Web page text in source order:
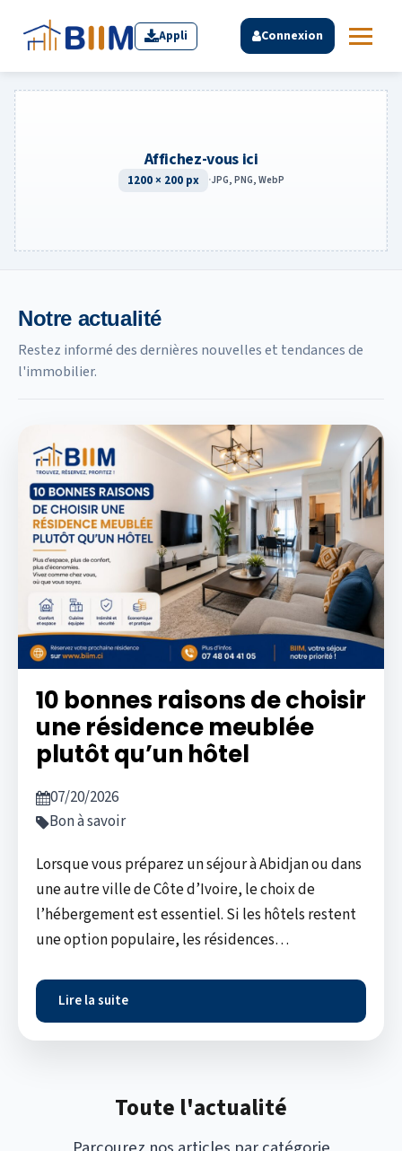
Appli Connexion
Affichez-vous ici
1200 × 200 px ·JPG, PNG, WebP
Notre actualité
Restez informé des dernières nouvelles et tendances de
l'immobilier.
10 bonnes raisons de choisir
une résidence meublée
plutôt qu’un hôtel
07/20/2026
Bon à savoir
Lorsque vous préparez un séjour à Abidjan ou dans
une autre ville de Côte d’Ivoire, le choix de
l’hébergement est essentiel. Si les hôtels restent
une option populaire, les résidences…
Lire la suite
Toute l'actualité